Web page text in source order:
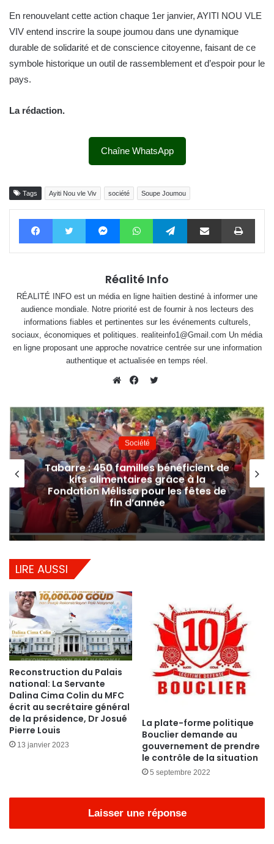
En renouvelant cette action chaque 1er janvier, AYITI NOU VLE
VIV entend inscrire la soupe joumou dans une dynamique
durable de solidarité et de conscience citoyenne, faisant de ce
symbole historique un outil de rassemblement et d’espoir pour le
pays.
La rédaction.
Chaîne WhatsApp
Tags Ayiti Nou vle Viv société Soupe Joumou
FacebookTwitter MessengerWhatsAppTelegram Partager par email
Réalité Info
RÉALITÉ INFO est un média en ligne haïtien destiné à informer une
audience mondiale. Notre priorité est de fournir à nos lecteurs des
informations fiables et pertinentes sur les événements culturels,
sociaux, économiques et politiques. realiteinfo1@Gmail.com Un média
en ligne proposant une approche novatrice centrée sur une information
authentique et actualisée en temps réel.
Société
AYITI TOMA renforce la prévention en
formant les enfants aux premiers
secours
LIRE AUSSI
Reconstruction du Palais
national: La Servante
Dalina Cima Colin du MFC
écrit au secrétaire général
de la présidence, Dr Josué
Pierre Louis
13 janvier 2023
La plate-forme politique
Bouclier demande au
gouvernement de prendre
le contrôle de la situation
5 septembre 2022
Laisser une réponse